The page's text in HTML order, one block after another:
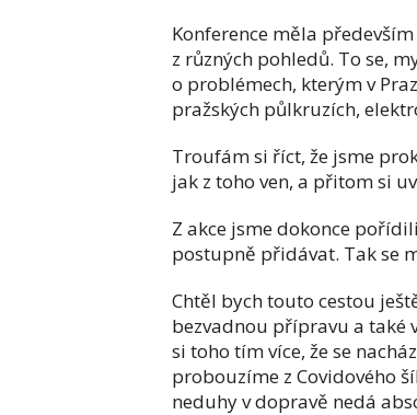
Konference měla
z různých pohledů. To se,
o problémech, kterým v
pražských půlkruzích,
Troufám si říct, že jsme
jak z toho ven, a přitom si
Z akce jsme dokonce
postupně přidávat. Tak se
Chtěl bych touto cestou
bezvadnou přípravu a také
si toho tím více, že se
probouzíme z Covidového
neduhy v dopravě nedá